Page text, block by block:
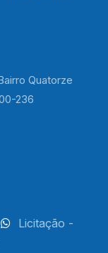
Quatorze
236
Licitação -